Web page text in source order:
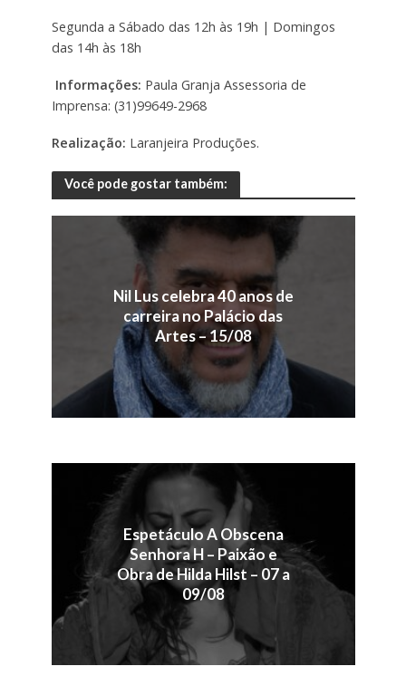
Segunda a Sábado das 12h às 19h | Domingos
das 14h às 18h
Informações: Paula Granja Assessoria de
Imprensa: (31)99649-2968
Realização: Laranjeira Produções.
Você pode gostar também:
Nil Lus celebra 40 anos de
carreira no Palácio das
Artes – 15/08
Espetáculo A Obscena
Senhora H – Paixão e
Obra de Hilda Hilst – 07 a
09/08